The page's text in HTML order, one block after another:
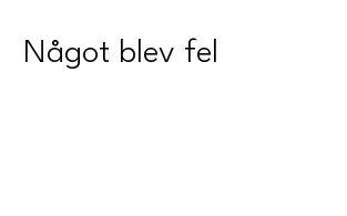
Något blev fel